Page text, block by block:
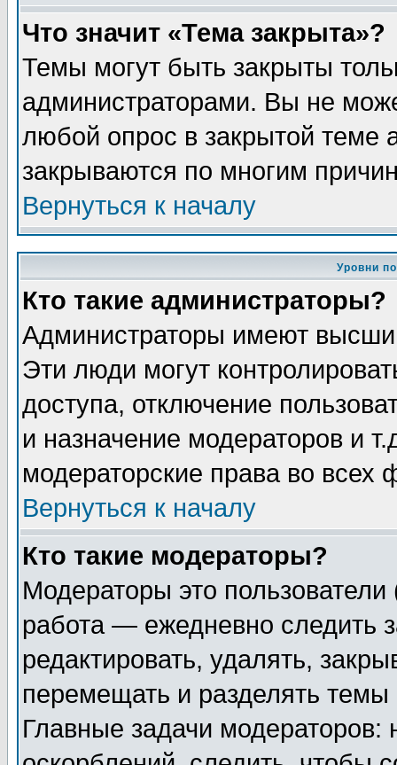
Что значит «Тема закрыта»?
Темы могут быть закрыты
администраторами. Вы не
любой опрос в закрытой теме
закрываются по многим
Вернуться к началу
Уровни
Кто такие администраторы?
Администраторы имеют
Эти люди могут
доступа, отключение
и назначение модераторов и
модераторские права во всех
Вернуться к началу
Кто такие модераторы?
Модераторы это
работа — ежедневно следить
редактировать, удалять,
перемещать и разделять
Главные задачи